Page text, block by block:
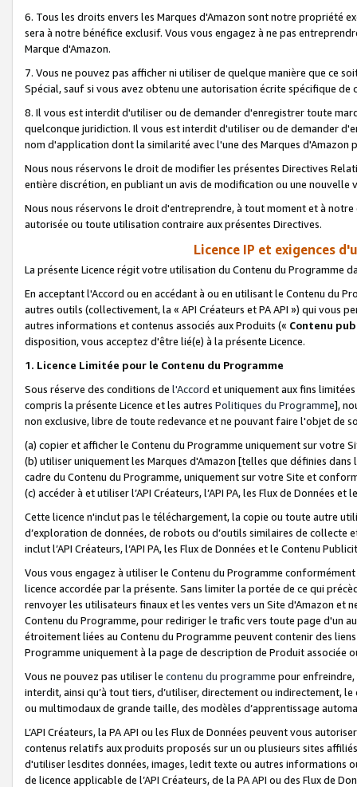
6. Tous les droits envers les Marques d'Amazon sont notre propriété
sera à notre bénéfice exclusif. Vous vous engagez à ne pas
Marque d'Amazon.
7. Vous ne pouvez pas afficher ni utiliser de quelque manière que ce
Spécial, sauf si vous avez obtenu une autorisation écrite spécifique de
8. Il vous est interdit d'utiliser ou de demander d'enregistrer toute
quelconque juridiction. Il vous est interdit d'utiliser ou de demander
nom d'application dont la similarité avec l'une des Marques
Nous nous réservons le droit de modifier les présentes Directives
entière discrétion, en publiant un avis de modification ou une nouvelle
Nous nous réservons le droit d'entreprendre, à tout moment et à
autorisée ou toute utilisation contraire aux présentes Directives.
Licence IP et exigences
La présente Licence régit votre utilisation du Contenu du Programme
En acceptant l'Accord ou en accédant à ou en utilisant le Contenu du
autres outils (collectivement, la « API Créateurs et PA API ») qui vous
autres informations et contenus associés aux Produits (« Contenu
disposition, vous acceptez d'être lié(e) à la présente Licence.
1. Licence Limitée pour le Contenu du Programme
Sous réserve des conditions de l'Accord et uniquement aux fins
compris la présente Licence et les autres Politiques du Programme],
non exclusive, libre de toute redevance et ne pouvant faire l'objet de
(a) copier et afficher le Contenu du Programme uniquement sur votre
(b) utiliser uniquement les Marques d'Amazon [telles que définies dans
cadre du Contenu du Programme, uniquement sur votre Site et
(c) accéder à et utiliser l’API Créateurs, l’API PA, les Flux de Données
Cette licence n'inclut pas le téléchargement, la copie ou toute autre
d’exploration de données, de robots ou d’outils similaires de
inclut l’API Créateurs, l’API PA, les Flux de Données et le Contenu
Vous vous engagez à utiliser le Contenu du Programme
licence accordée par la présente. Sans limiter la portée de ce qui
renvoyer les utilisateurs finaux et les ventes vers un Site d'Amazon et
Contenu du Programme, pour rediriger le trafic vers toute page d'un
étroitement liées au Contenu du Programme peuvent contenir des
Programme uniquement à la page de description de Produit associée
Vous ne pouvez pas utiliser le contenu du programme pour
interdit, ainsi qu’à tout tiers, d’utiliser, directement ou indirectement,
ou multimodaux de grande taille, des modèles d’apprentissage
L’API Créateurs, la PA API ou les Flux de Données peuvent vous
contenus relatifs aux produits proposés sur un ou plusieurs sites
d'utiliser lesdites données, images, ledit texte ou autres informations
de licence applicable de l’API Créateurs, de la PA API ou des Flux de